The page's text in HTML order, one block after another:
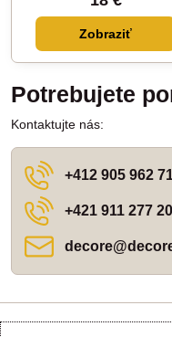
Zobraziť
Potrebujete
Kontaktujte nás:
+412 905 962
+421 911 277